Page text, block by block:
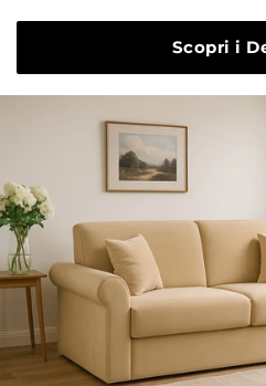
standard
Scopri i